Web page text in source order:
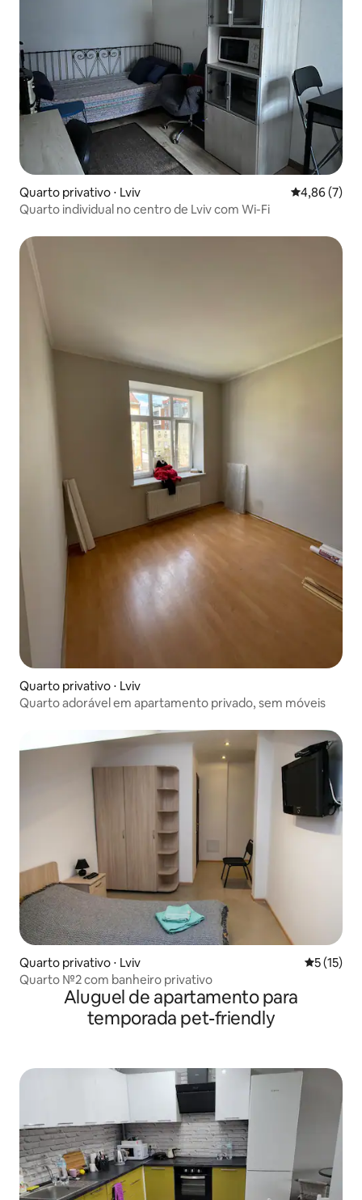
Quarto privativo ⋅ Lviv 4,86 de uma
4,86 (7)
Quarto individual no centro de Lviv com Wi-Fi
Quarto privativo ⋅ Lviv
Quarto adorável em apartamento privado, sem móveis
Quarto privativo ⋅ Lviv 5 de uma
5 (15)
Quarto №2 com banheiro privativo
Aluguel de apartamento para
temporada pet-friendly